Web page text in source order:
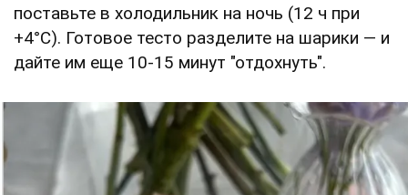
поставьте в холодильник на ночь (12 ч при
+4°C). Готовое тесто разделите на шарики — и
дайте им еще 10-15 минут "отдохнуть".